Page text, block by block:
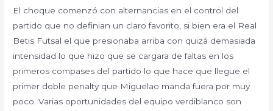
El choque comenzó con alternancias en el control del
partido que no definian un claro favorito, si bien era el Real
Betis Futsal el que presionaba arriba con quizá demasiada
intensidad lo que hizo que se cargara de faltas en los
primeros compases del partido lo que hace que llegue el
primer doble penalty que Miguelao manda fuera por muy
poco. Varias oportunidades del equipo verdiblanco son